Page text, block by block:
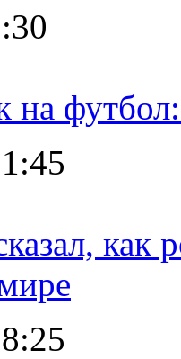
на
как